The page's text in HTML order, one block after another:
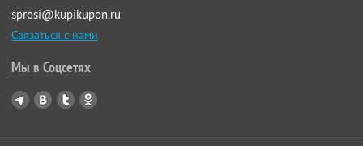
sprosi@kupikupon.ru
Связаться с нами
Мы в Соцсетях